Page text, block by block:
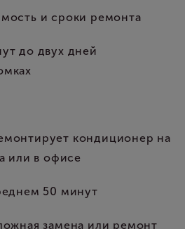
и сроки ремонта
до двух дней
кондиционер на
или в офисе
50 минут
замена или ремонт